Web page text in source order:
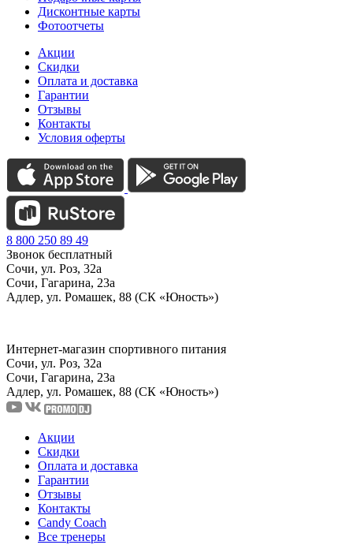
Дисконтные карты
Фотоотчеты
Акции
Скидки
Оплата и доставка
Гарантии
Отзывы
Контакты
Условия оферты
8 800 250 89 49
Звонок бесплатный
Сочи, ул. Роз, 32а
Сочи, Гагарина, 23а
Адлер, ул. Ромашек, 88 (СК «Юность»)
Интернет-магазин спортивного питания
Сочи, ул. Роз, 32а
Сочи, Гагарина, 23а
Адлер, ул. Ромашек, 88 (СК «Юность»)
Акции
Скидки
Оплата и доставка
Гарантии
Отзывы
Контакты
Candy Coach
Все тренеры